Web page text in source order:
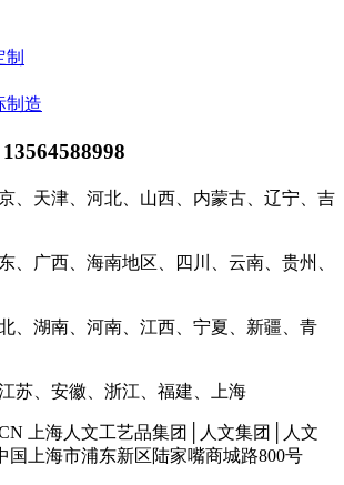
制造
、天津、河北、山西、内蒙古、辽宁、吉
、广西、海南地区、四川、云南、贵州、
、湖南、河南、江西、宁夏、新疆、青
苏、安徽、浙江、福建、上海
上海人文工艺品集团│人文集团│人文
国上海市浦东新区陆家嘴商城路800号